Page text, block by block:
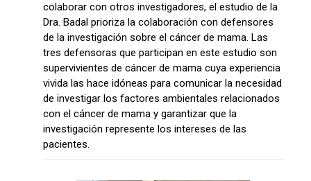
colaborar con otros investigadores, el estudio de la
Dra. Badal prioriza la colaboración con defensores
de la investigación sobre el cáncer de mama. Las
tres defensoras que participan en este estudio son
supervivientes de cáncer de mama cuya experiencia
vivida las hace idóneas para comunicar la necesidad
de investigar los factores ambientales relacionados
con el cáncer de mama y garantizar que la
investigación represente los intereses de las
pacientes.